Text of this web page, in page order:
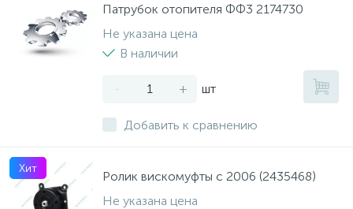
Патрубок отопителя ФФ3 2174730
Не указана цена
В наличии
- + шт
Добавить к сравнению
Хит
Ролик вискомуфты с 2006 (2435468)
Не указана цена